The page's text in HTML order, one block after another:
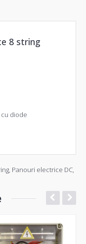
8 string
cu diode
Panouri electrice DC